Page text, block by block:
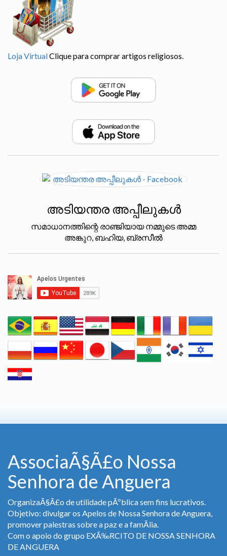
Loja VirtualClique para comprar artigos religiosos.
അടിയന്തര അപ്പീലുകൾ
സമാധാനത്തിന്റെ രാഞ്ജിയായ നമ്മുടെ അമ്മ
അങ്കുറ, ബഹിയ, ബ്രസീൽ
AssociaÃ§Ã£o Nossa
Senhora de Anguera
OrganizaÃ§Ã£o de utilidade pÃºblica sem fins lucrativos.
Objetivo: divulgar os Apelos de Nossa Senhora de Anguera,
promover palestras sobre a paz e a famÃ­lia.
Com o apoio do grupo EXÃ‰RCITO DE NOSSA SENHORA
DE ANGUERA